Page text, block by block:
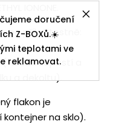
doručení
Z-BOXů.☀️
teplotami ve
reklamovat.
IONONE.
příležitostně:
cca
zápěstí a
a dekoltu).
flakon je
na sklo).